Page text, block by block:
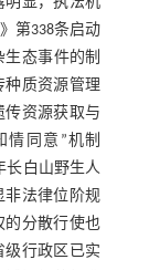
第338条启动
态事件的制
种质资源管理
资源获取与
情同意”机制
长白山野生人
非法律位阶规
的分散行使也
级行政区已实